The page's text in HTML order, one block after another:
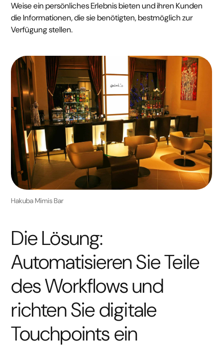
Weise ein persönliches Erlebnis bieten und ihren Kunden
die Informationen, die sie benötigten, bestmöglich zur
Verfügung stellen.
Hakuba Mimis Bar
Die Lösung:
Automatisieren Sie Teile
des Workflows und
richten Sie digitale
Touchpoints ein